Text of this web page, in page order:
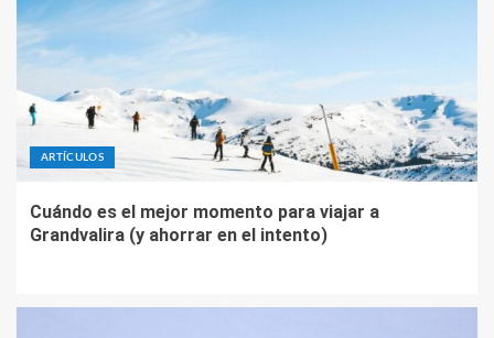
ARTÍCULOS
Cuándo es el mejor momento para viajar a
Grandvalira (y ahorrar en el intento)